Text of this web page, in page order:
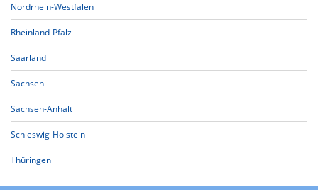
Nordrhein-Westfalen
Rheinland-Pfalz
Saarland
Sachsen
Sachsen-Anhalt
Schleswig-Holstein
Thüringen